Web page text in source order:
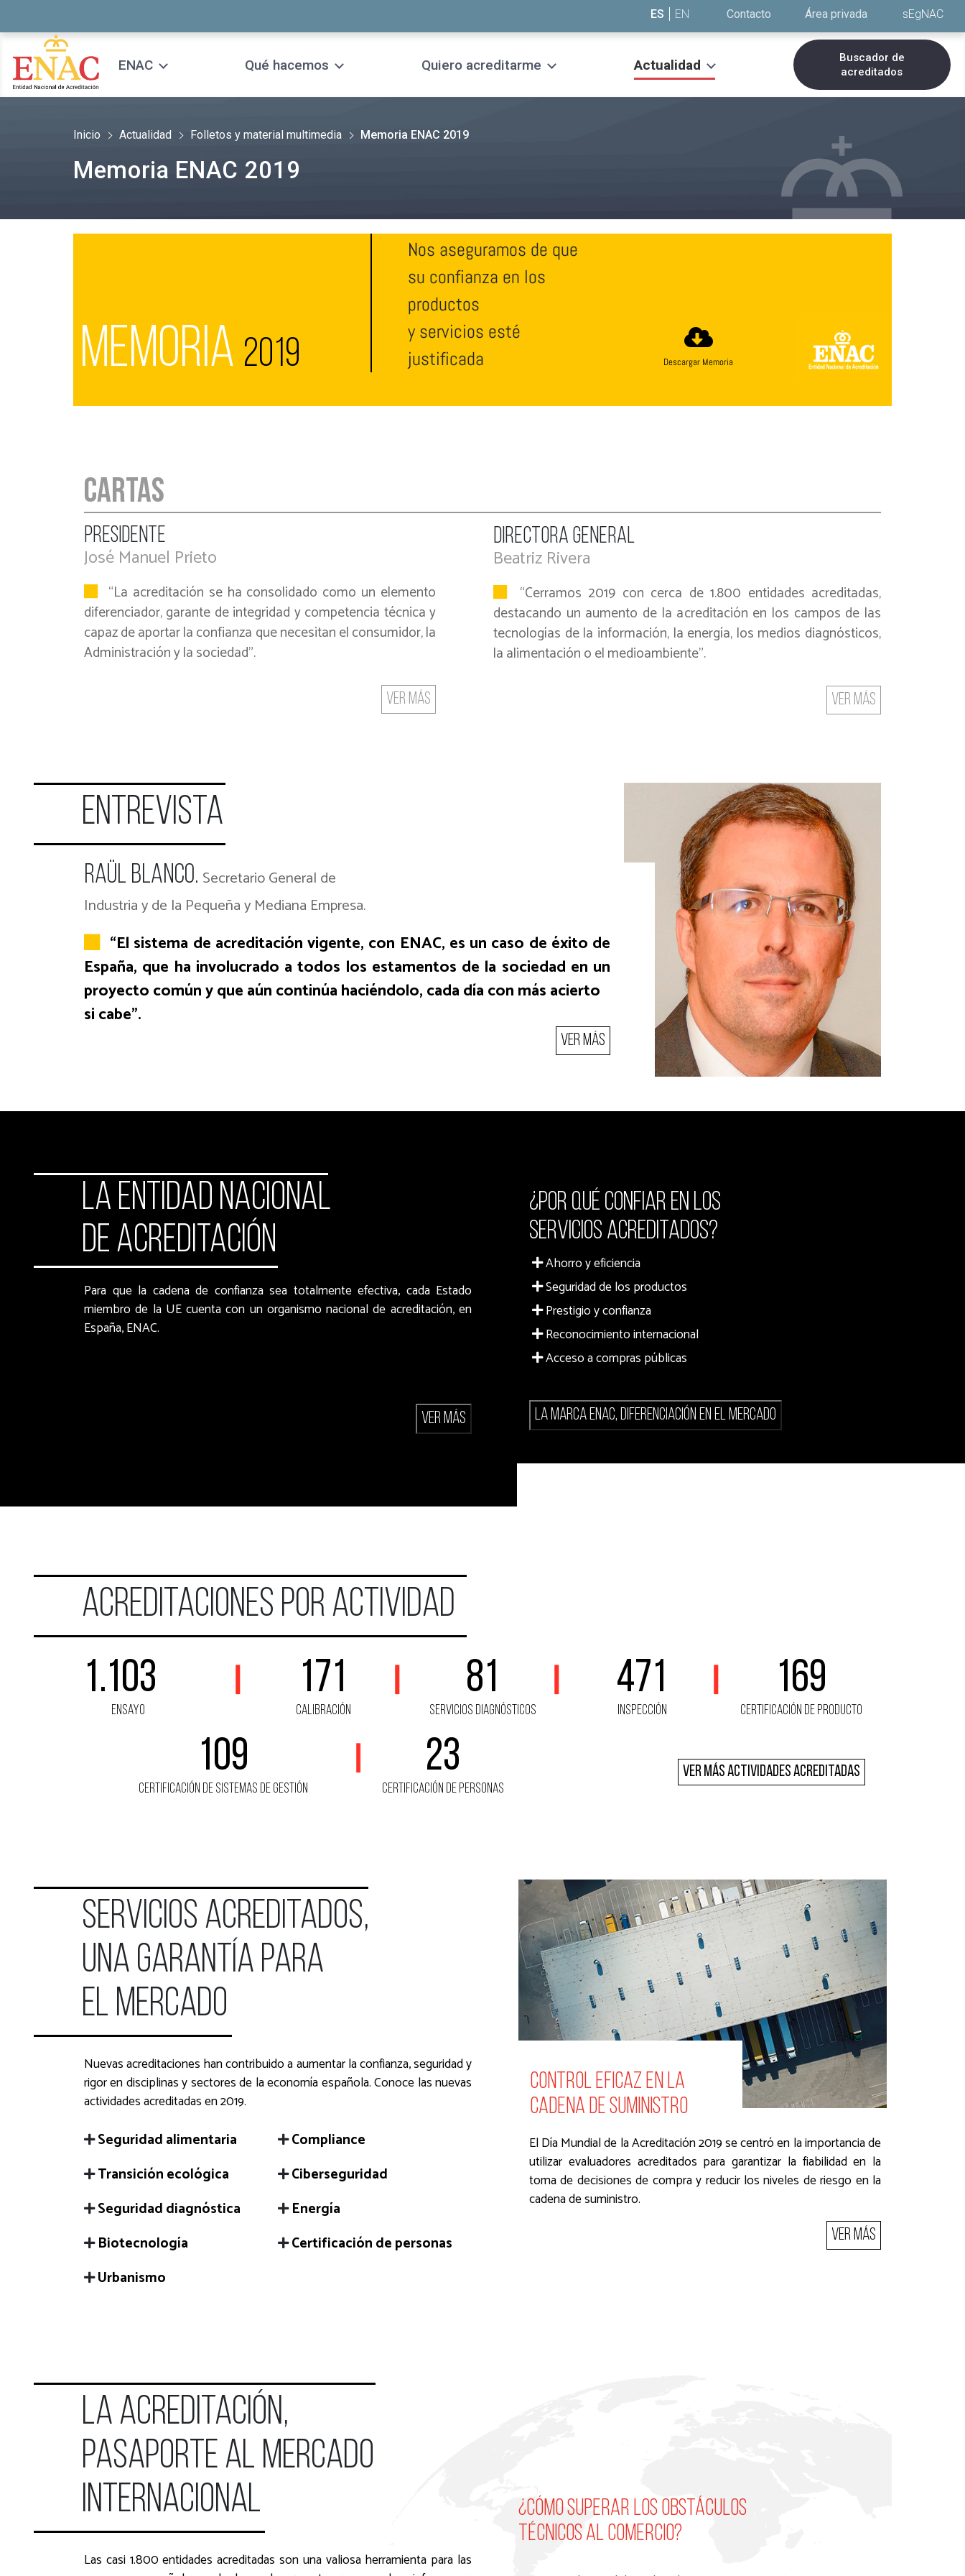
ES EN Contacto Área privada sEgNAC
ENAC Qué hacemos Quiero acreditarme Actualidad
Buscador de
acreditados
Inicio Actualidad Folletos y material multimedia Memoria ENAC 2019
Memoria ENAC 2019